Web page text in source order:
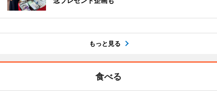
もっと見る
食べる